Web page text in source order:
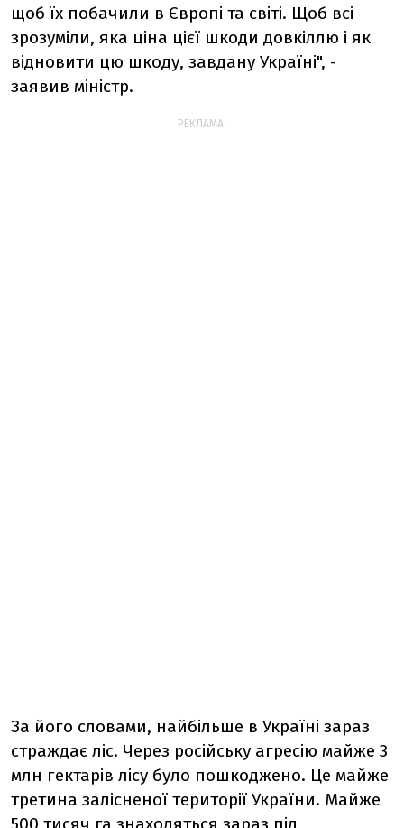
щоб їх побачили в Європі та світі. Щоб всі
зрозуміли, яка ціна цієї шкоди довкіллю і як
відновити цю шкоду, завдану Україні", -
заявив міністр.
РЕКЛАМА:
За його словами, найбільше в Україні зараз
страждає ліс. Через російську агресію майже 3
млн гектарів лісу було пошкоджено. Це майже
третина залісненої території України. Майже